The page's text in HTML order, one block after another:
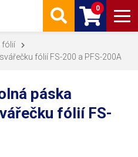
0
fólií
fólií FS-200 a PFS-200A
páska
fólií FS-